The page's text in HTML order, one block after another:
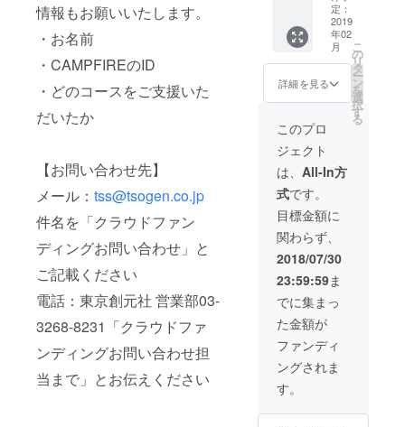
情報もお願いいたします。
・お名前
・CAMPFIREのID
・どのコースをご支援いた
だいたか
【お問い合わせ先】
メール： tss@tsogen.co.jp
件名を「クラウドファン
ディングお問い合わせ」と
ご記載ください
電話：東京創元社 営業部03-
3268-8231「クラウドファ
ンディングお問い合わせ担
当まで」とお伝えください
缶バッ
ジ６種
（新作
４種・
既存２
種）
ンにて
サイズ
を選択
くださ
い ス
テッ
カー１
キング
テープ
２種
コット
ンバッ
グ１つ
ブック
カバー
２種 ク
リア
ファイ
ル１枚
缶バッ
ジ６種
（新作
４種・
既存２
種） ※
10,000
体） サ
ンクス
カード
１枚
（クラ
ウド
ファン
グ限定
／シリ
アルナ
ンバー
入り）
くらり
Ｔシャ
ツ１枚
（サイ
ズ選択
可能／
クラウ
ドファ
ンディ
ング限
定）※プ
ルダウ
ンにて
くださ
定：
2019
年02
月
詳細を見る
こ
の
リ
タ
ー
ン
を
選
択
す
る
このプロ
ジェクト
は、 All-In方
式です。
目標金額に
関わらず、
2018/07/30
23:59:59ま
でに集まっ
た金額が
ファンディ
ングされま
す。